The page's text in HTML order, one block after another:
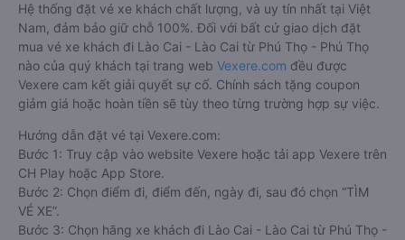
Hệ thống đặt vé xe khách chất lượng, và uy tín nhất tại Việt
Nam, đảm bảo giữ chỗ 100%. Đối với bất cứ giao dịch đặt
mua vé xe khách đi Lào Cai - Lào Cai từ Phú Thọ - Phú Thọ
nào của quý khách tại trang web Vexere.com đều được
Vexere cam kết giải quyết sự cố. Chính sách tặng coupon
giảm giá hoặc hoàn tiền sẽ tùy theo từng trường hợp sự việc.
Hướng dẫn đặt vé tại Vexere.com:
Bước 1: Truy cập vào website Vexere hoặc tải app Vexere trên
CH Play hoặc App Store.
Bước 2: Chọn điểm đi, điểm đến, ngày đi, sau đó chọn “TÌM
VÉ XE”.
Bước 3: Chọn hãng xe khách đi Lào Cai - Lào Cai từ Phú Thọ -